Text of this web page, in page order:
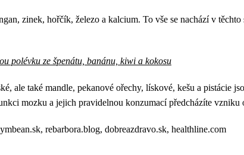
zinek, hořčík, železo a kalcium. To vše se nachází v
polévku ze špenátu, banánu, kiwi a kokosu
ale také mandle, pekanové ořechy, lískové, kešu a pistácie
mozku a jejich pravidelnou konzumací předcházíte vzniku
rebarbora.blog, dobreazdravo.sk, healthline.com